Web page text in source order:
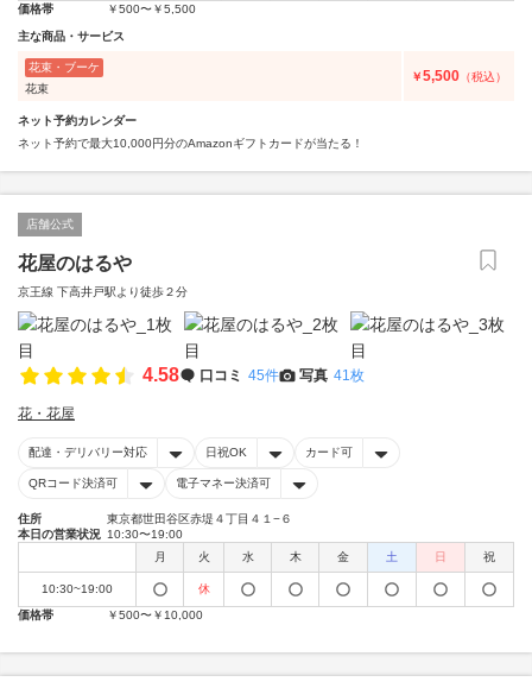
価格帯
￥500〜￥5,500
主な商品・サービス
花束・ブーケ
花束
￥5,500 （税込）
ネット予約カレンダー
ネット予約で最大10,000円分のAmazonギフトカードが当たる！
店舗公式
花屋のはるや
京王線 下高井戸駅より徒歩２分
4.58 口コミ 45件 写真 41枚
花・花屋
配達・デリバリー対応 日祝OK カード可
QRコード決済可 電子マネー決済可
住所
東京都世田谷区赤堤４丁目４１−６
本日の営業状況 10:30〜19:00
月
火 水 木 金 土 日 祝
10:30~19:00
休
価格帯
￥500〜￥10,000